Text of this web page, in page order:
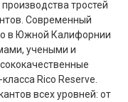
тростей
Современный
в Южной Калифорнии
учеными и
Rico Reserve.
всех уровней: от